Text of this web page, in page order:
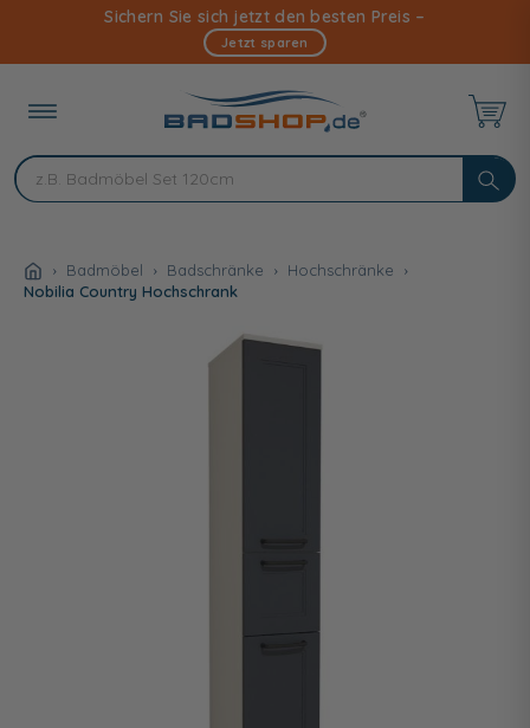
Inhalt
Sichern Sie sich jetzt den besten Preis –
Jetzt sparen
Badmöbel Badschränke
Hochschränke
Nobilia Country Hochschrank